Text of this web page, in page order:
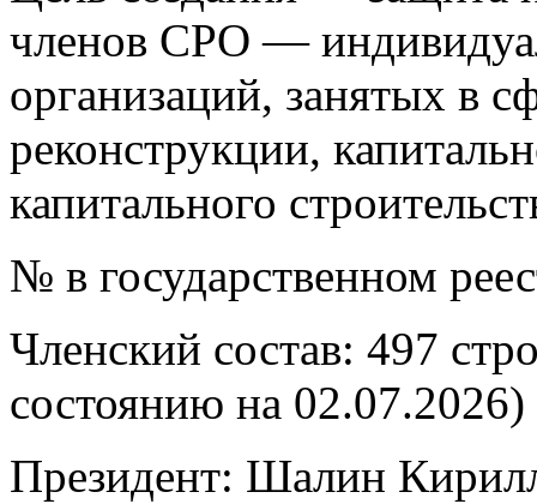
членов СРО —
организаций, занятых в
реконструкции,
капитального
№ в государственном
Членский состав: 497
состоянию на 02.07.2026)
Президент: Шалин